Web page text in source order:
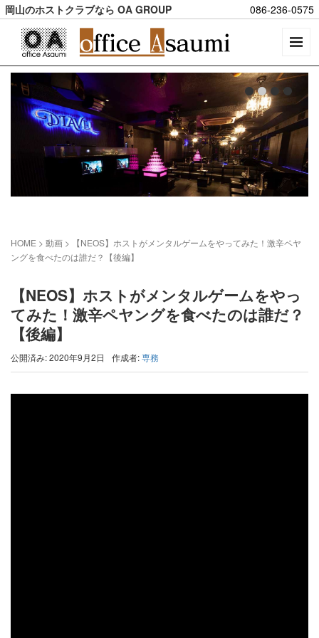
岡山のホストクラブなら OA GROUP 086-236-0575
HOME > 動画 >
【NEOS】ホストがメンタルゲームをやってみた！激辛ペヤ
ングを食べたのは誰だ？【後編】
【NEOS】ホストがメンタルゲームをやっ
てみた！激辛ペヤングを食べたのは誰だ？
【後編】
公開済み: 2020年9月2日 作成者:専務